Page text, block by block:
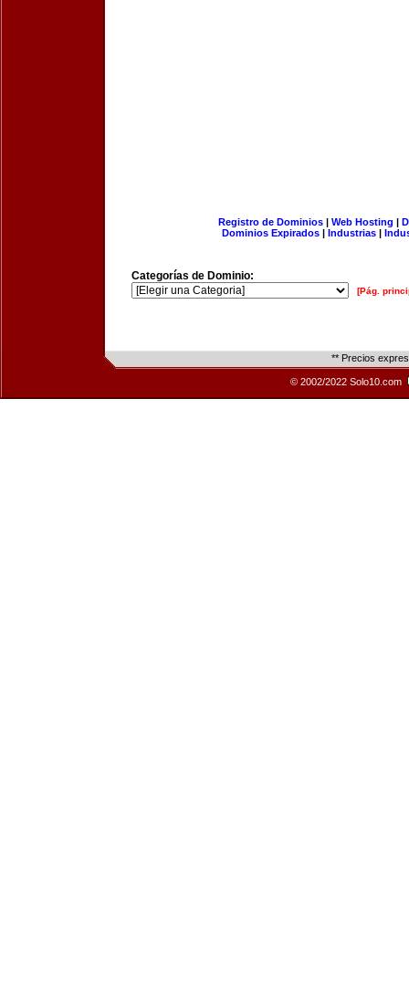
Registro de Dominios| Web Hosting |
Dominios Expirados | Industrias |
Categorías de Dominio:
[Pág.
** Precios
© 2002/2022 Solo10.com